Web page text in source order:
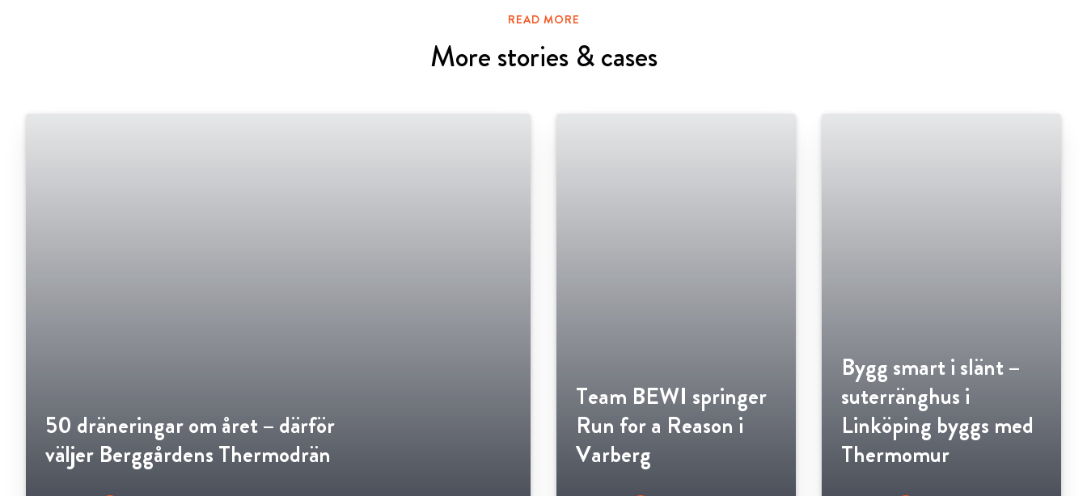
READ MORE
More stories & cases
50 dräneringar om året – därför
väljer Berggårdens Thermodrän
Team BEWI springer
Run for a Reason i
Varberg
Bygg smart i slänt –
suterränghus i
Linköping byggs med
Thermomur